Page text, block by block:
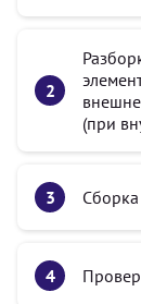
(при
Сборка